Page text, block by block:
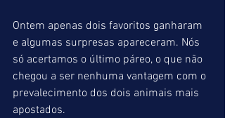
Ontem apenas dois favoritos ganharam
e algumas surpresas apareceram. Nós
só acertamos o último páreo, o que não
chegou a ser nenhuma vantagem com o
prevalecimento dos dois animais mais
apostados.